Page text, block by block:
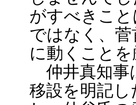
がすべきこ
ではなく、
に動くこと
仲井真知事
移設を明記し